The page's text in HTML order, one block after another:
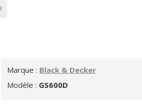
Marque : Black & Decker
Modèle : GS600D